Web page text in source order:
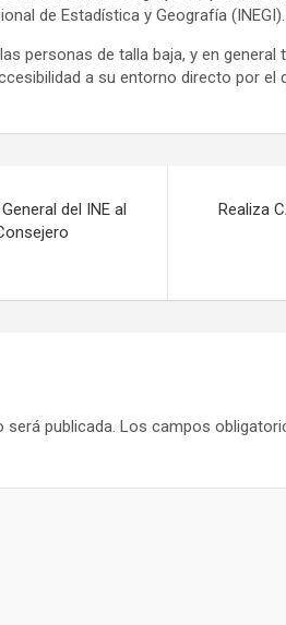
de Estadística y Geografía (INEGI).
personas de talla baja, y en
a su entorno directo por el
del INE al
Realiza
publicada. Los campos